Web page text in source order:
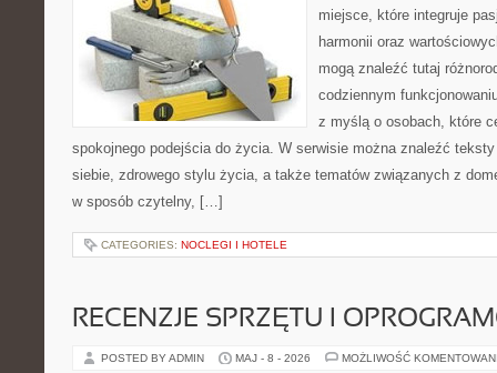
miejsce, które integruje
harmonii oraz
mogą znaleźć tutaj
codziennym
z myślą o osobach, które
spokojnego podejścia do życia. W serwisie można znaleźć
siebie, zdrowego stylu życia, a także tematów związanych z
w sposób czytelny, […]
CATEGORIES: NOCLEGI I HOTELE
RECENZJE SPRZĘTU I
POSTED BY ADMIN MAJ - 8 - 2026 MOŻLIWOŚĆ